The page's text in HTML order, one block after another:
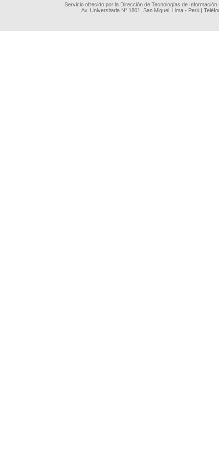
Servicio ofrecido por la Dirección de Tecnologías de
Av. Universitaria N° 1801, San Miguel, Lima - Perú |